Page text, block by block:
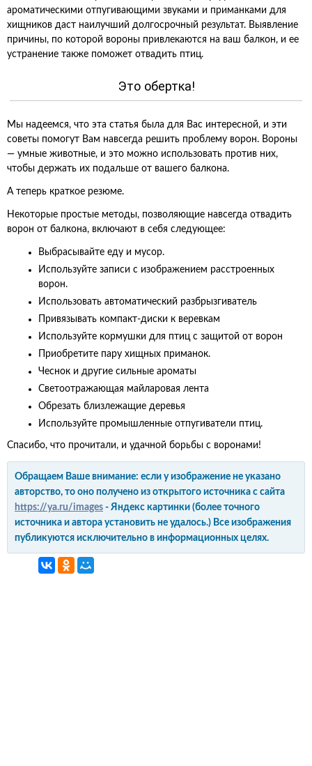
ароматическими отпугивающими звуками и приманками для
хищников даст наилучший долгосрочный результат. Выявление
причины, по которой вороны привлекаются на ваш балкон, и ее
устранение также поможет отвадить птиц.
Это обертка!
Мы надеемся, что эта статья была для Вас интересной, и эти
советы помогут Вам навсегда решить проблему ворон. Вороны
— умные животные, и это можно использовать против них,
чтобы держать их подальше от вашего балкона.
А теперь краткое резюме.
Некоторые простые методы, позволяющие навсегда отвадить
ворон от балкона, включают в себя следующее:
Выбрасывайте еду и мусор.
Используйте записи с изображением расстроенных
ворон.
Использовать автоматический разбрызгиватель
Привязывать компакт-диски к веревкам
Используйте кормушки для птиц с защитой от ворон
Приобретите пару хищных приманок.
Чеснок и другие сильные ароматы
Светоотражающая майларовая лента
Обрезать близлежащие деревья
Используйте промышленные отпугиватели птиц.
Спасибо, что прочитали, и удачной борьбы с воронами!
Обращаем Ваше внимание: если у изображение не указано
авторство, то оно получено из открытого источника с сайта
https://ya.ru/images - Яндекс картинки (более точного
источника и автора установить не удалось.) Все изображения
публикуются исключительно в информационных целях.